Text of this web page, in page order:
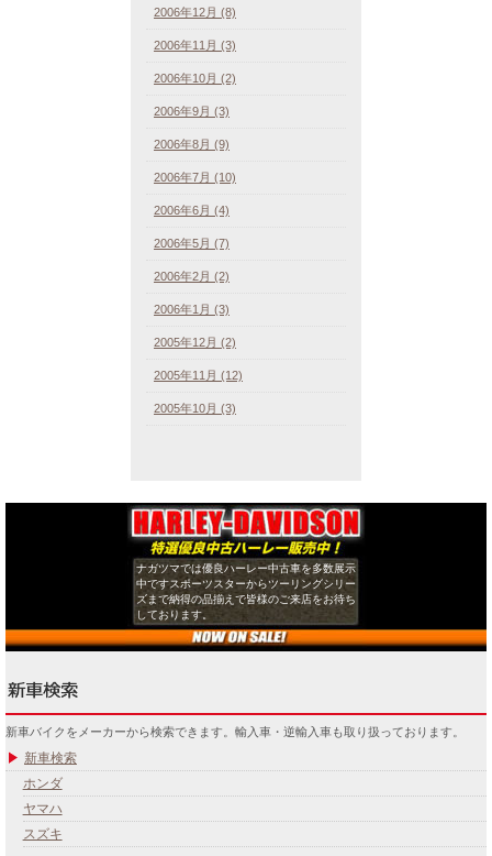
2006年12月 (8)
2006年11月 (3)
2006年10月 (2)
2006年9月 (3)
2006年8月 (9)
2006年7月 (10)
2006年6月 (4)
2006年5月 (7)
2006年2月 (2)
2006年1月 (3)
2005年12月 (2)
2005年11月 (12)
2005年10月 (3)
ナガツマでは優良ハーレー中古車を多数展示
中ですスポーツスターからツーリングシリー
ズまで納得の品揃えで皆様のご来店をお待ち
しております。
新車バイクをメーカーから検索できます。輸入車・逆輸入車も取り扱っております。
新車検索
ホンダ
ヤマハ
スズキ